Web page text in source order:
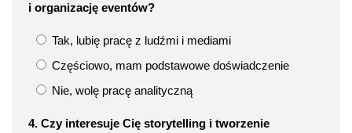
i organizację eventów?
Tak, lubię pracę z ludźmi i mediami
Częściowo, mam podstawowe doświadczenie
Nie, wolę pracę analityczną
4. Czy interesuje Cię storytelling i tworzenie